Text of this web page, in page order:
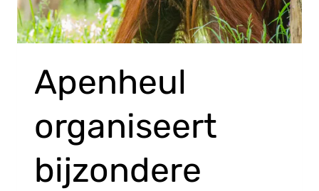
Apenheul
organiseert
bijzondere